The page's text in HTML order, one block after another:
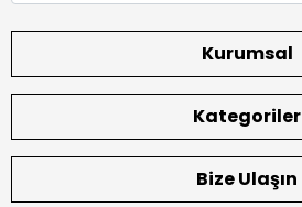
Kurumsal
Kategoriler
Bize Ulaşın